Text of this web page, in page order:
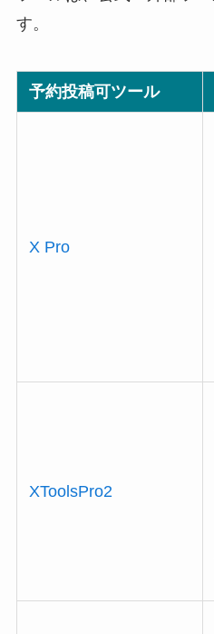
す。
予約投稿可ツール
X Pro
XToolsPro2